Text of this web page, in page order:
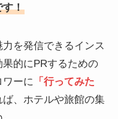
す！
を発信できるインス
的にPRするための
ーに
「行ってみた
、ホテルや旅館の集